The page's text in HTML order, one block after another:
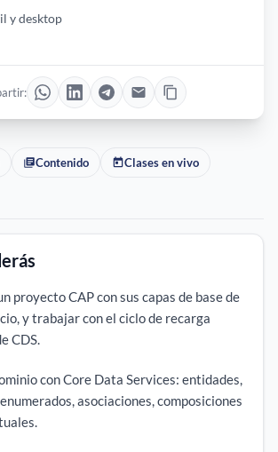
Contenido Clases en vivo
proyecto CAP con sus capas de base de
y trabajar con el ciclo de recarga
CDS.
con Core Data Services: entidades,
asociaciones, composiciones
y desktop